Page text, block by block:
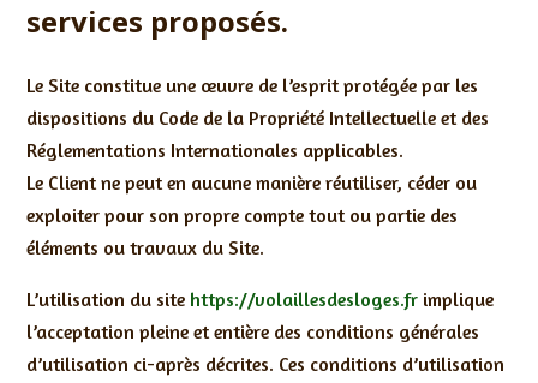
services proposés.
Le Site constitue une œuvre de l’esprit protégée par les
dispositions du Code de la Propriété Intellectuelle et des
Réglementations Internationales applicables.
Le Client ne peut en aucune manière réutiliser, céder ou
exploiter pour son propre compte tout ou partie des
éléments ou travaux du Site.
L’utilisation du site https://volaillesdesloges.frimplique
l’acceptation pleine et entière des conditions générales
d’utilisation ci-après décrites. Ces conditions d’utilisation